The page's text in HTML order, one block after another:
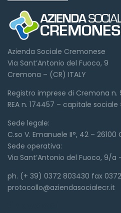
Azienda Sociale Cremonese
Via Sant’Antonio del Fuoco, 9
Cremona – (CR) ITALY
Registro imprese di Cremona n.
REA n. 174457 – capitale
Sede legale:
C.so V. Emanuele II°, 42 –
Sede operativa:
Via Sant’Antonio del Fuoco, 9/a
ph. (+ 39) 0372 803430 fax
protocollo@aziendasocialecr.it